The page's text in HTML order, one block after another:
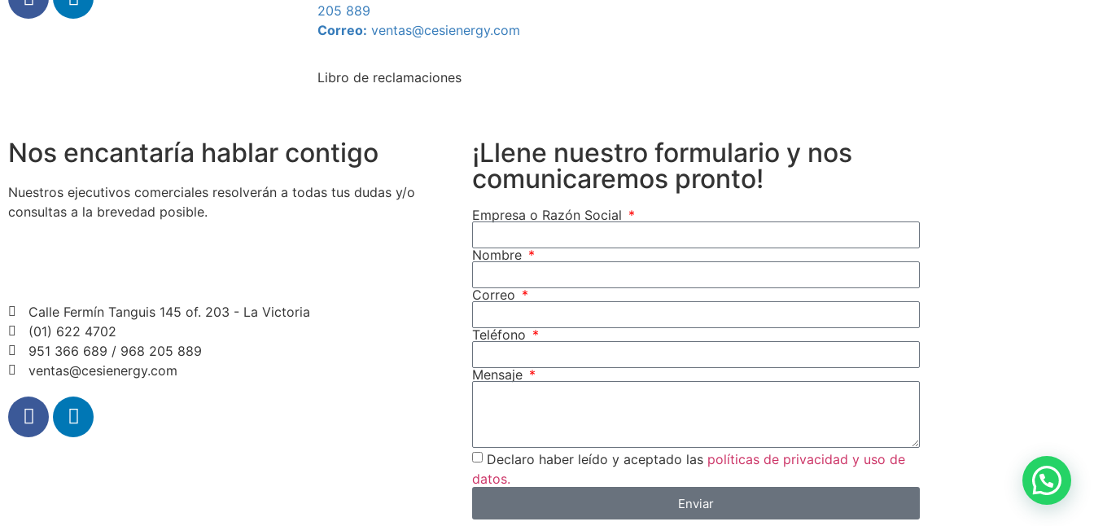
205 889
Correo: ventas@cesienergy.com
Libro de reclamaciones
Nos encantaría hablar contigo
Nuestros ejecutivos comerciales resolverán a todas tus dudas y/o
consultas a la brevedad posible.
Calle Fermín Tanguis 145 of. 203 - La Victoria
(01) 622 4702
951 366 689 / 968 205 889
ventas@cesienergy.com
¡Llene nuestro formulario y nos
comunicaremos pronto!
Empresa o Razón Social
Nombre
Correo
Teléfono
Mensaje
Declaro haber leído y aceptado las políticas de privacidad y uso de
datos.
Enviar